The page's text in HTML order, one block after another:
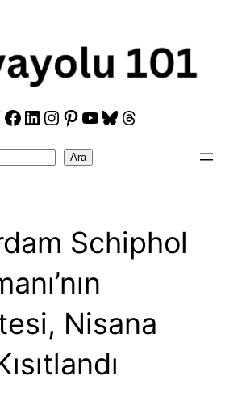
Facebook
LinkedIn
Instagram
Pinterest
YouTube
Bluesky
Threads
Ara
Schiphol
Nisana